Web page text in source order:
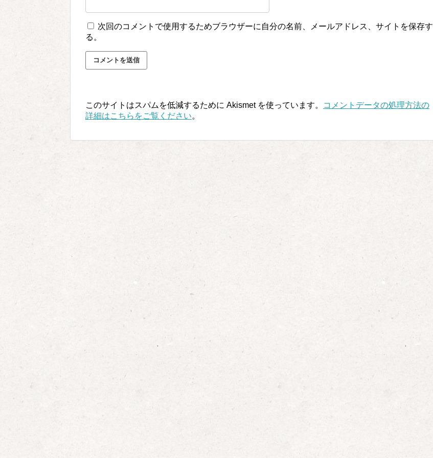
次回のコメントで使用するためブラウザーに自分の名前、メールアドレス、サイトを保存す
る。
このサイトはスパムを低減するために Akismet を使っています。
コメントデータの処理方法の
詳細はこちらをご覧ください。